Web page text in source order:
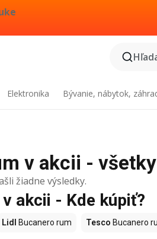
Elektronika Bývanie, nábytok,
v akcii -
žiadne výsledky.
akcii - Kde kúpiť?
Lidl Bucanero rum Tesco Bucanero